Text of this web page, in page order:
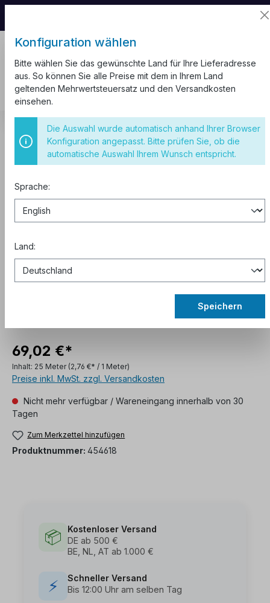
Kabel und Leitungen CEE Verlängerungskabel H07RN-F
CEE Verlängerungskabel IP44 16A
69,02 €*
Inhalt: 25 Meter (2,76 €* / 1 Meter)
Preise inkl. MwSt. zzgl. Versandkosten
Nicht mehr verfügbar / Wareneingang innerhalb von 30
Tagen
Zum Merkzettel hinzufügen
Produktnummer: 454618
📦
Kostenloser Versand
DE ab 500 €
BE, NL, AT ab 1.000 €
⚡
Schneller Versand
Bis 12:00 Uhr am selben Tag
Konfiguration wählen
Bitte wählen Sie das gewünschte Land für Ihre Lieferadresse
aus. So können Sie alle Preise mit dem in Ihrem Land
geltenden Mehrwertsteuersatz und den Versandkosten
einsehen.
Die Auswahl wurde automatisch anhand Ihrer Browser
Konfiguration angepasst. Bitte prüfen Sie, ob die
automatische Auswahl Ihrem Wunsch entspricht.
Sprache:
Land:
Speichern